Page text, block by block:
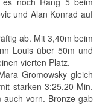
und Alan Konrad auf
ab. Mit 3,40m beim
Louis über 50m und
vierten Platz.
Gromowsky gleich
starken 3:25,20 Min.
auch vorn. Bronze gab